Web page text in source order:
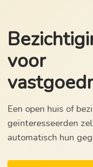
voor
Een open huis of
geïnteresseerden
automatisch hun